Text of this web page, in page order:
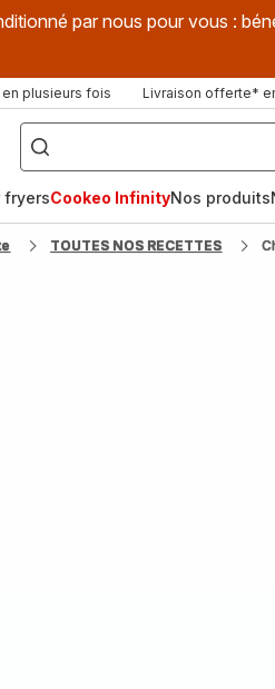
par nous pour vous :
plusieurs fois Livraison offerte*
["Que
recherchez-
vous
?",
fryer",
"Companion"]
fryersCookeo InfinityNos produits
TOUTES NOS RECETTES